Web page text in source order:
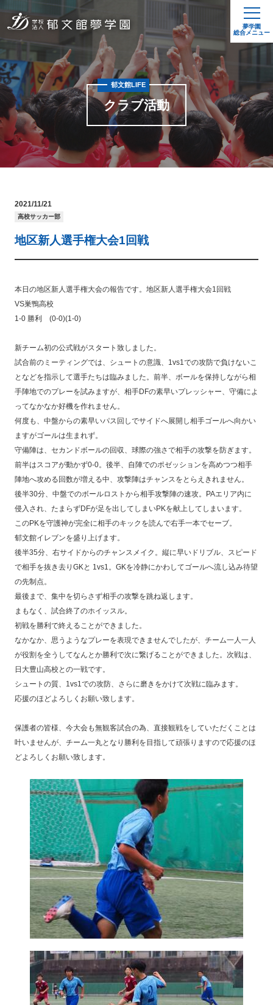
夢学園
総合メニュー
クラブ活動
郁文館LIFE
2021/11/21
高校サッカー部
地区新人選手権大会1回戦
本日の地区新人選手権大会の報告です。 地区新人選手権大会1回戦
VS巣鴨高校
1-0 勝利 (0-0)(1-0)
新チーム初の公式戦がスタート致しました。
試合前のミーティングでは、シュートの意識、1vs1での攻防で負けないこ
となどを指示して選手たちは臨みました。 前半、ボールを保持しながら相
手陣地でのプレーを試みますが、相手DFの素早いプレッシャー、守備によ
ってなかなか好機を作れません。
何度も、中盤からの素早いパス回しでサイドへ展開し相手ゴールへ向かい
ますがゴールは生まれず。
守備陣は、セカンドボールの回収、球際の強さで相手の攻撃を防ぎます。
前半はスコアが動かず0-0。 後半、自陣でのポゼッションを高めつつ相手
陣地へ攻める回数が増える中、攻撃陣はチャンスをとらえきれません。
後半30分、中盤でのボールロストから相手攻撃陣の速攻。PAエリア内に
侵入され、たまらずDFが足を出してしまいPKを献上してしまいます。
このPKを守護神が完全に相手のキックを読んで右手一本でセーブ。
郁文館イレブンを盛り上げます。
後半35分、右サイドからのチャンスメイク。縦に早いドリブル、スピード
で相手を抜き去りGKと 1vs1。GKを冷静にかわしてゴールへ流し込み待望
の先制点。
最後まで、集中を切らさず相手の攻撃を跳ね返します。
まもなく、試合終了のホイッスル。
初戦を勝利で終えることができました。
なかなか、思うようなプレーを表現できませんでしたが、チーム一人一人
が役割を全うしてなんとか勝利で次に繋げることができました。 次戦は、
日大豊山高校との一戦です。
シュートの質、1vs1での攻防、さらに磨きをかけて次戦に臨みます。
応援のほどよろしくお願い致します。
保護者の皆様、 今大会も無観客試合の為、直接観戦をしていただくことは
叶いませんが、チーム一丸となり勝利を目指して頑張りますので応援のほ
どよろしくお願い致します。